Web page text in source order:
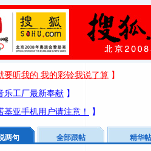
两句 全部跟帖 精华帖